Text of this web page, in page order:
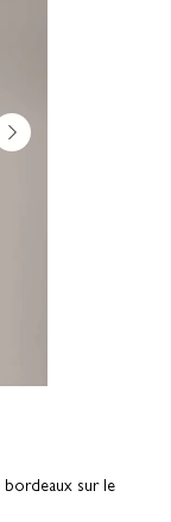
bordeaux sur le